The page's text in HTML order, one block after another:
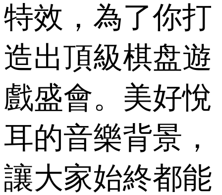
特效，為了你打
造出頂級棋盘遊
戲盛會。美好悅
耳的音樂背景，
讓大家始終都能